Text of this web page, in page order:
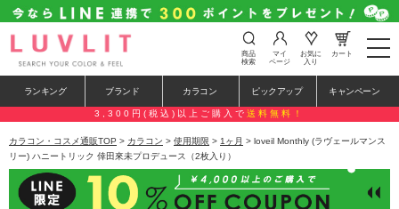
t
o
e
n
a
a
商品
検索
マイ
ページ
お気に
入り
カート
ランキング ブランド カラコン ピックアップ キャンペーン
3,300円(税込)以上ご購入で 送料無料！
カラコン・コスメ通販TOP > カラコン > 使用期限 > 1ヶ月 > loveil Monthly (ラヴェールマンス
リー) ハニートリック 倖田來未プロデュース（2枚入り）